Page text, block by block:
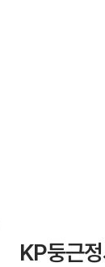
KP둥근